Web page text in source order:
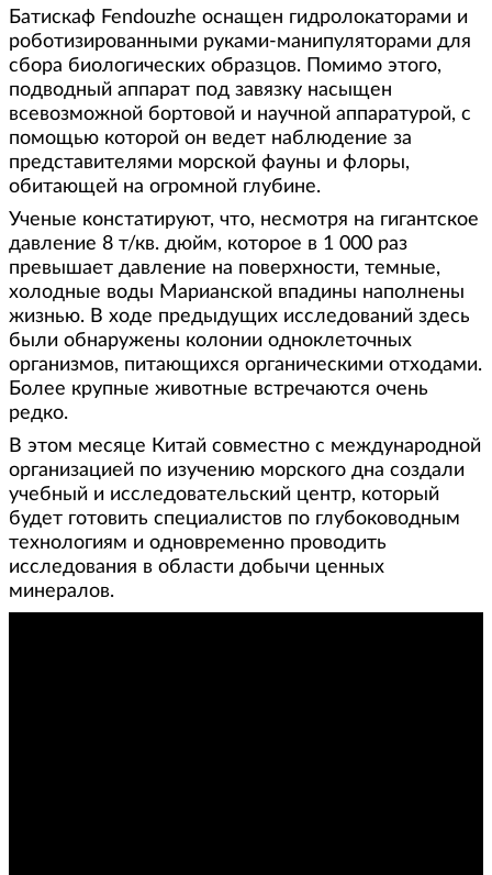
Батискаф Fendouzhe оснащен гидролокаторами и
роботизированными руками-манипуляторами для
сбора биологических образцов. Помимо этого,
подводный аппарат под завязку насыщен
всевозможной бортовой и научной аппаратурой, с
помощью которой он ведет наблюдение за
представителями морской фауны и флоры,
обитающей на огромной глубине.
Ученые констатируют, что, несмотря на гигантское
давление 8 т/кв. дюйм, которое в 1 000 раз
превышает давление на поверхности, темные,
холодные воды Марианской впадины наполнены
жизнью. В ходе предыдущих исследований здесь
были обнаружены колонии одноклеточных
организмов, питающихся органическими отходами.
Более крупные животные встречаются очень
редко.
В этом месяце Китай совместно с международной
организацией по изучению морского дна создали
учебный и исследовательский центр, который
будет готовить специалистов по глубоководным
технологиям и одновременно проводить
исследования в области добычи ценных
минералов.